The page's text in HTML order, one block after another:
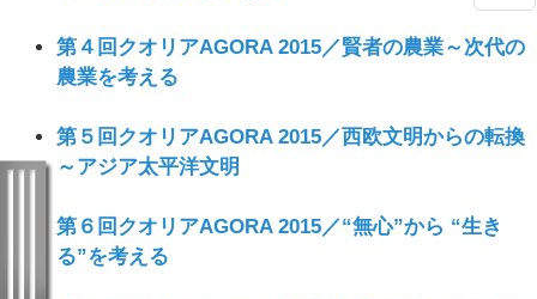
第４回クオリアAGORA 2015／賢者の農業～次代の
農業を考える
第５回クオリアAGORA 2015／西欧文明からの転換
～アジア太平洋文明
第６回クオリアAGORA 2015／“無心”から “生き
る”を考える